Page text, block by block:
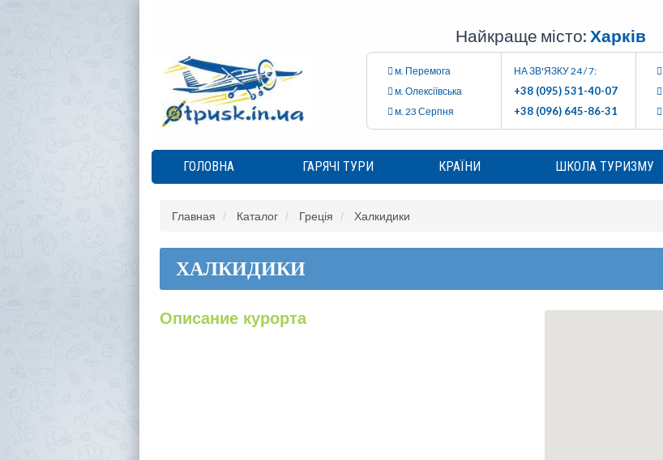
Найкраще місто: Харків
м. Перемога
м. Олексіївська
м. 23 Серпня
НА ЗВ'ЯЗКУ 24 / 7:
+38 (095) 531-40-07
+38 (096) 645-86-31
ГОЛОВНА ГАРЯЧІ ТУРИ КРАЇНИ ШКОЛА ТУРИЗМУ
Главная Каталог Греція Халкидики
ХАЛКИДИКИ
Описание курорта